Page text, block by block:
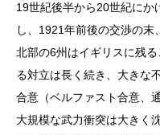
19世紀後半から20世紀にか
し、1921年前後の交渉の末
北部の6州はイギリスに残
る対立は長く続き、大きな
合意（ベルファスト合意、
大規模な武力衝突は大きく